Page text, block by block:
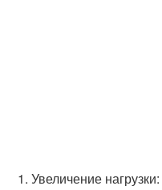
1. Увеличение